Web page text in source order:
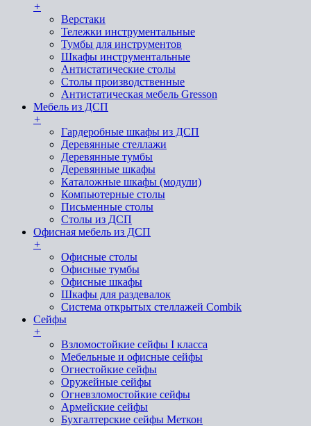
+
Верстаки
Тележки инструментальные
Тумбы для инструментов
Шкафы инструментальные
Антистатические столы
Столы производственные
Антистатическая мебель Gresson
Мебель из ДСП
+
Гардеробные шкафы из ДСП
Деревянные стеллажи
Деревянные тумбы
Деревянные шкафы
Каталожные шкафы (модули)
Компьютерные столы
Письменные столы
Столы из ДСП
Офисная мебель из ДСП
+
Офисные столы
Офисные тумбы
Офисные шкафы
Шкафы для раздевалок
Система открытых стеллажей Combik
Сейфы
+
Взломостойкие сейфы I класса
Мебельные и офисные сейфы
Огнестойкие сейфы
Оружейные сейфы
Огневзломостойкие сейфы
Армейские сейфы
Бухгалтерские сейфы Меткон